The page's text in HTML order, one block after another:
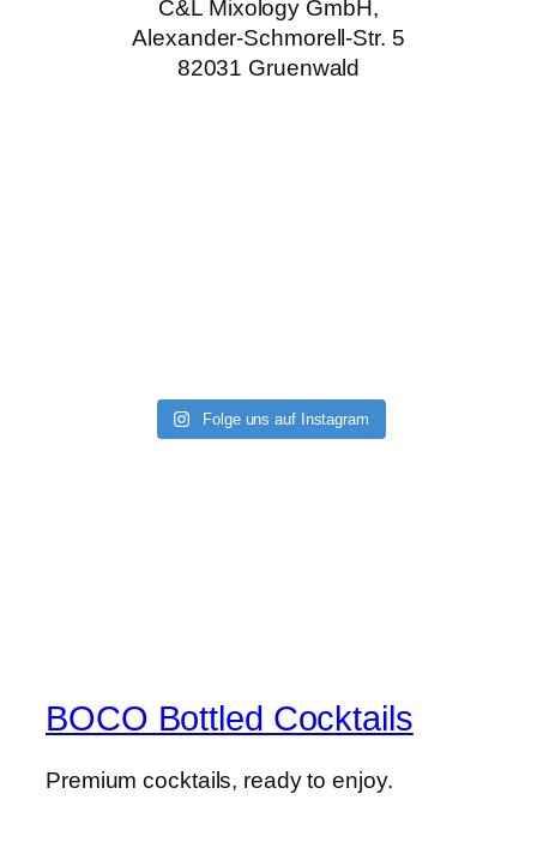
C&L Mixology GmbH,
Alexander-Schmorell-Str. 5
82031 Gruenwald
Folge uns auf Instagram
BOCO Bottled Cocktails
Premium cocktails, ready to enjoy.